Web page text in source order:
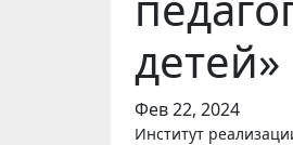
детей»
Фев 22, 2024
Институт реализации государственной политики и профессионального развития работников образования